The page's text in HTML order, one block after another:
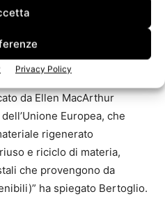
Privacy Policy
Un ruolo confermato da
Materia (MCI) pari a 0,78 in
Bertoglio,
di Assocarta nel
da Ellen MacArthur
Europea, che
rigenerato
e riciclo di materia,
che provengono da
ha spiegato Bertoglio.